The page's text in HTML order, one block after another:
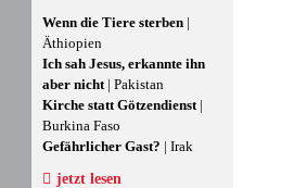
Wenn die Tiere sterben |
Äthiopien
Ich sah Jesus, erkannte ihn
aber nicht | Pakistan
Kirche statt Götzendienst |
Burkina Faso
Gefährlicher Gast? | Irak
jetzt lesen